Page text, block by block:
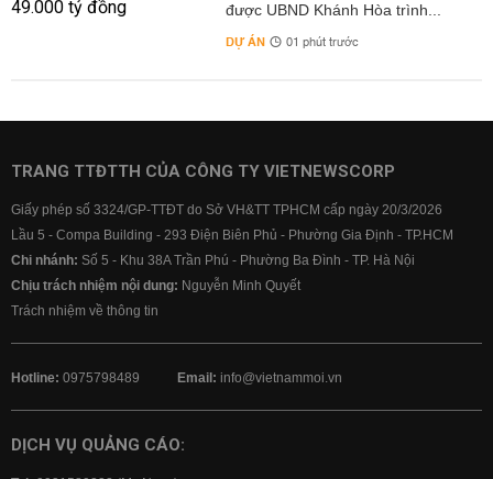
được UBND Khánh Hòa trình...
DỰ ÁN 01 phút trước
TRANG TTĐTTH CỦA CÔNG TY VIETNEWSCORP
Giấy phép số 3324/GP-TTĐT do Sở VH&TT TPHCM cấp ngày 20/3/2026
Lầu 5 - Compa Building - 293 Điện Biên Phủ - Phường Gia Định - TP.HCM
Chi nhánh: Số 5 - Khu 38A Trần Phú - Phường Ba Đình - TP. Hà Nội
Chịu trách nhiệm nội dung: Nguyễn Minh Quyết
Trách nhiệm về thông tin
Hotline: 0975798489 Email: info@vietnammoi.vn
DỊCH VỤ QUẢNG CÁO: